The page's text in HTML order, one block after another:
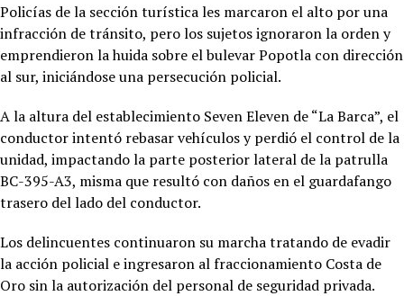
Policías de la sección turística les marcaron el alto por una
infracción de tránsito, pero los sujetos ignoraron la orden y
emprendieron la huida sobre el bulevar Popotla con dirección
al sur, iniciándose una persecución policial.
A la altura del establecimiento Seven Eleven de “La Barca”, el
conductor intentó rebasar vehículos y perdió el control de la
unidad, impactando la parte posterior lateral de la patrulla
BC-395-A3, misma que resultó con daños en el guardafango
trasero del lado del conductor.
Los delincuentes continuaron su marcha tratando de evadir
la acción policial e ingresaron al fraccionamiento Costa de
Oro sin la autorización del personal de seguridad privada.